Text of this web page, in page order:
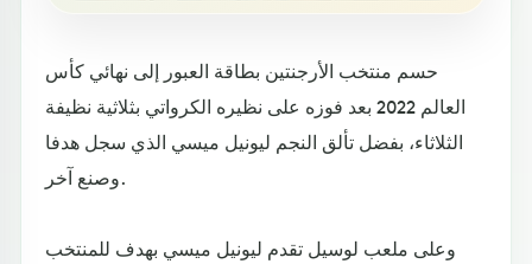
حسم منتخب الأرجنتين بطاقة العبور إلى نهائي كأس
العالم 2022 بعد فوزه على نظيره الكرواتي بثلاثية نظيفة
الثلاثاء، بفضل تألق النجم ليونيل ميسي الذي سجل هدفا
وصنع آخر.
وعلى ملعب لوسيل تقدم ليونيل ميسي بهدف للمنتخب